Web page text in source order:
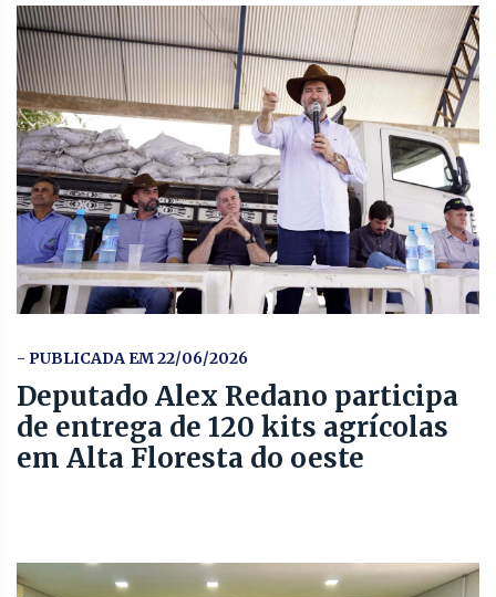
- PUBLICADA EM 22/06/2026
Deputado Alex Redano participa
de entrega de 120 kits agrícolas
em Alta Floresta do oeste